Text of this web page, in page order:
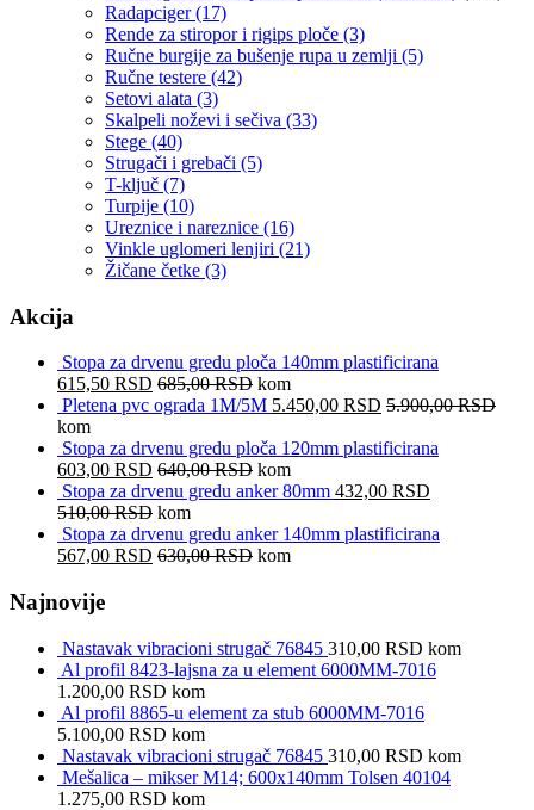
Radapciger(17)
Rende za stiropor i rigips ploče (3)
Ručne burgije za bušenje rupa u zemlji (5)
Ručne testere (42)
Setovi alata (3)
Skalpeli noževi i sečiva (33)
Stege (40)
Strugači i grebači (5)
T-ključ (7)
Turpije (10)
Ureznice i nareznice (16)
Vinkle uglomeri lenjiri (21)
Žičane četke (3)
Akcija
Stopa za drvenu gredu ploča 140mm plastificirana
615,50 RSD 685,00RSD kom
Pletena pvc ograda 1M/5M 5.450,00 RSD 5.900,00RSD
kom
Stopa za drvenu gredu ploča 120mm plastificirana
603,00 RSD 640,00RSD kom
Stopa za drvenu gredu anker 80mm 432,00 RSD
510,00RSD kom
Stopa za drvenu gredu anker 140mm plastificirana
567,00 RSD 630,00RSD kom
Najnovije
Nastavak vibracioni strugač 76845 310,00 RSD kom
Al profil 8423-lajsna za u element 6000MM-7016
1.200,00 RSD kom
Al profil 8865-u element za stub 6000MM-7016
5.100,00 RSD kom
Nastavak vibracioni strugač 76845 310,00 RSD kom
Mešalica – mikser M14; 600x140mm Tolsen 40104
1.275,00 RSD kom